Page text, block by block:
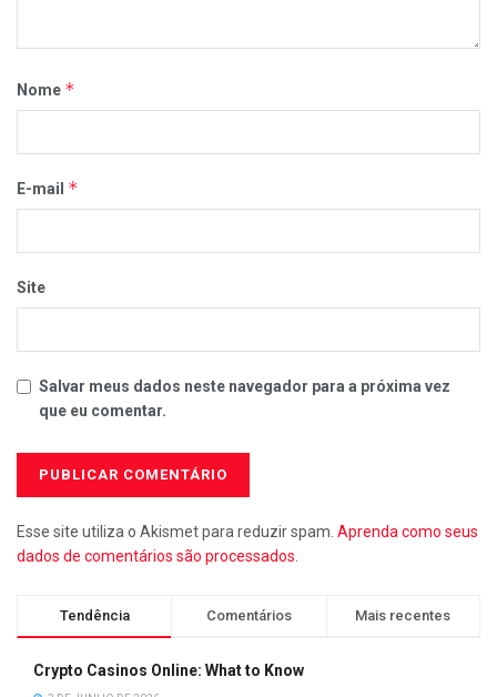
Nome *
E-mail *
Site
Salvar meus dados neste navegador para a próxima vez
que eu comentar.
Esse site utiliza o Akismet para reduzir spam. Aprenda como seus
dados de comentários são processados
Tendência Comentários Mais recentes
Crypto Casinos Online: What to Know